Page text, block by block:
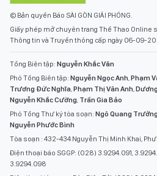
© Bản quyền Báo SÀI GÒN GIẢI PHÓNG.
Giấy phép mở chuyên trang Thể Thao Online
Thông tin và Truyền thông cấp ngày 06-09-
Tổng Biên tập: Nguyễn Khắc Văn
Phó Tổng Biên tập: Nguyễn Ngọc Anh Phạm
Trương Đức Nghĩa Phạm Thị Vân Anh
Nguyễn Khắc Cường Trần Gia Bảo
Phó Tổng Thư ký tòa soạn: Ngô Quang Trưởng
Nguyễn Phước Bình
Tòa soạn : 432-434 Nguyễn Thị Minh Khai,
Điện thoại báo SGGP: (028) 3.9294.091,
3.9294.098